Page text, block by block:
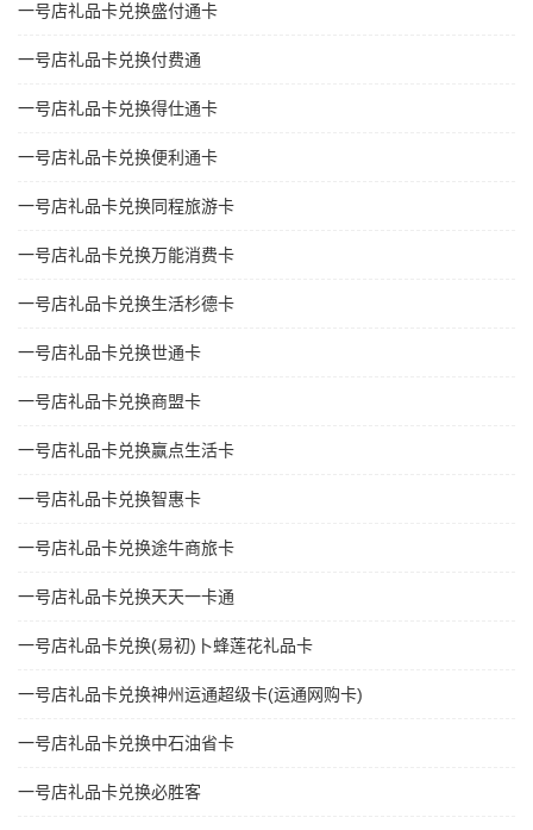
一号店礼品卡兑换盛付通卡
一号店礼品卡兑换付费通
一号店礼品卡兑换得仕通卡
一号店礼品卡兑换便利通卡
一号店礼品卡兑换同程旅游卡
一号店礼品卡兑换万能消费卡
一号店礼品卡兑换生活杉德卡
一号店礼品卡兑换世通卡
一号店礼品卡兑换商盟卡
一号店礼品卡兑换赢点生活卡
一号店礼品卡兑换智惠卡
一号店礼品卡兑换途牛商旅卡
一号店礼品卡兑换天天一卡通
一号店礼品卡兑换(易初)卜蜂莲花礼品卡
一号店礼品卡兑换神州运通超级卡(运通网购卡)
一号店礼品卡兑换中石油省卡
一号店礼品卡兑换必胜客